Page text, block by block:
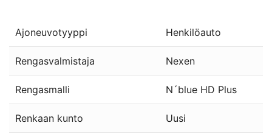
Ajoneuvotyyppi Henkilöauto
Rengasvalmistaja Nexen
Rengasmalli N´blue HD Plus
Renkaan kunto Uusi